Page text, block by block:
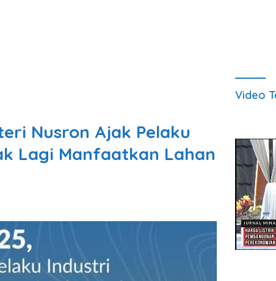
Nusron Ajak Pelaku
Lagi Manfaatkan Lahan
Video